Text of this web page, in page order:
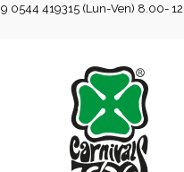
0544 419315 (Lun-Ven) 8.00-